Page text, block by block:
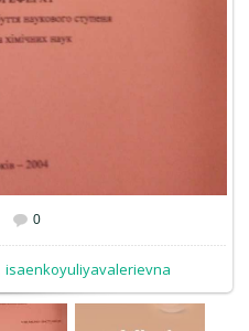
0
isaenkoyuliyavalerievna